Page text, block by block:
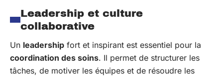
Leadership et culture
collaborative
Un leadership fort et inspirant est essentiel pour la
coordination des soins. Il permet de structurer les
tâches, de motiver les équipes et de résoudre les